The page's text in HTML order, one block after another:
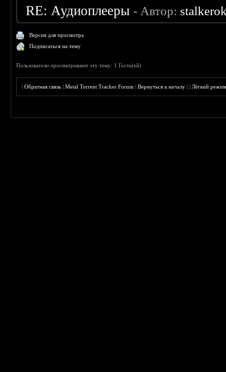
RE: Аудиоплееры - Автор:
Версия для просмотра
Подписаться на тему
Пользователи просматривают эту тему: 1 Гость(ей)
|Обратная связь |Metal Torrent Tracker Forum |Вернуться к началу ||Лёгкий